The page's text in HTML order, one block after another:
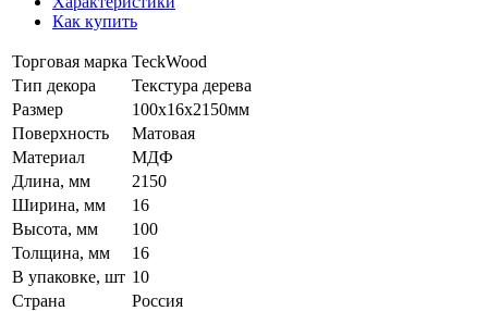
Как купить
Торговая марка TeckWood
Тип декора
Текстура дерева
Размер
100х16х2150мм
Поверхность
Матовая
Материал
МДФ
Длина, мм
2150
Ширина, мм
16
Высота, мм
100
Толщина, мм
16
В упаковке, шт 10
Страна
Россия